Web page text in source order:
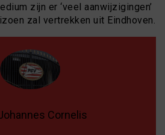
zijn er ‘veel aanwijzigingen’
zal vertrekken uit Eindhoven.
Cornelis